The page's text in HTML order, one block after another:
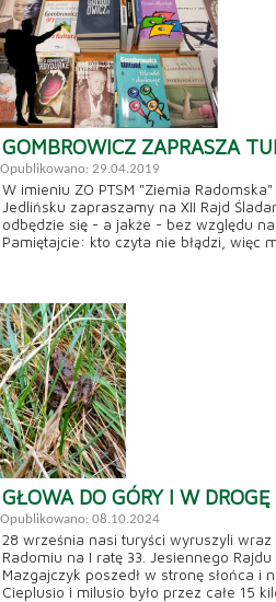
GOMBROWICZ ZAPRASZA
Opublikowano: 29.04.2019
W imieniu ZO PTSM "Ziemia Radomska"
Jedlińsku zapraszamy na XII Rajd
odbędzie się - a jakże - bez względu na
Pamiętajcie: kto czyta nie błądzi, więc
GŁOWA DO GÓRY I W DROGĘ
Opublikowano: 08.10.2024
28 września nasi turyści wyruszyli wraz
Radomiu na I ratę 33. Jesiennego
Mazgajczyk poszedł w stronę słońca i
Cieplusio i milusio było przez całe 15